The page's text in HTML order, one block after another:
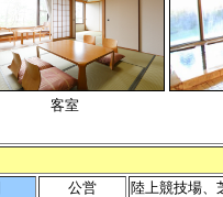
客室
公営
陸上競技場、